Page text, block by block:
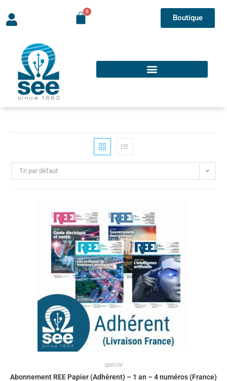
Boutique
Tri par défaut
special
Abonnement REE Papier (Adhérent) – 1 an – 4 numéros (France)